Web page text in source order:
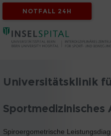
NOTFALL 24H
Universitätsklinik
Sportmedizinisches
Spiroergometrische